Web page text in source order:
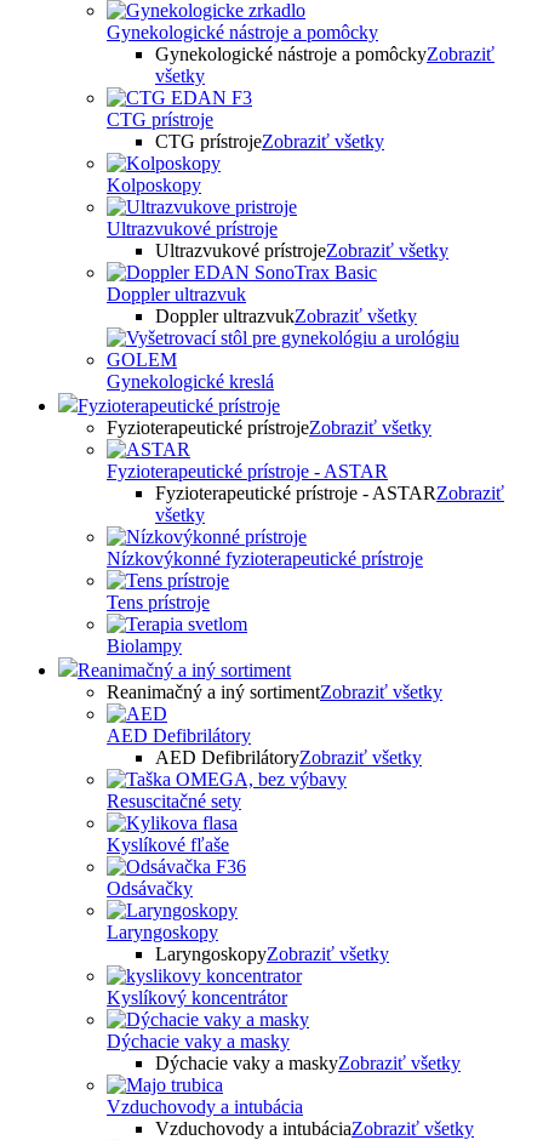
Gynekologické nástroje a pomôcky
Gynekologické nástroje a pomôckyZobraziť
všetky
CTG prístroje
CTG prístrojeZobraziť všetky
Kolposkopy
Ultrazvukové prístroje
Ultrazvukové prístrojeZobraziť všetky
Doppler ultrazvuk
Doppler ultrazvukZobraziť všetky
Gynekologické kreslá
Fyzioterapeutické prístroje
Fyzioterapeutické prístrojeZobraziť všetky
Fyzioterapeutické prístroje - ASTAR
Fyzioterapeutické prístroje - ASTARZobraziť
všetky
Nízkovýkonné fyzioterapeutické prístroje
Tens prístroje
Biolampy
Reanimačný a iný sortiment
Reanimačný a iný sortimentZobraziť všetky
AED Defibrilátory
AED DefibrilátoryZobraziť všetky
Resuscitačné sety
Kyslíkové fľaše
Odsávačky
Laryngoskopy
LaryngoskopyZobraziť všetky
Kyslíkový koncentrátor
Dýchacie vaky a masky
Dýchacie vaky a maskyZobraziť všetky
Vzduchovody a intubácia
Vzduchovody a intubáciaZobraziť všetky